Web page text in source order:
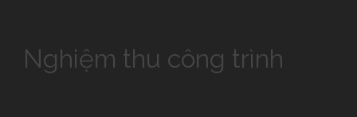
Nghiệm thu công trình